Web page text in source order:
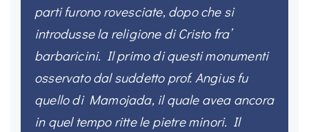
parti furono rovesciate, dopo che si
introdusse la religione di Cristo fra’
barbaricini. Il primo di questi monumenti
osservato dal suddetto prof. Angius fu
quello di Mamojada, il quale avea ancora
in quel tempo ritte le pietre minori. Il